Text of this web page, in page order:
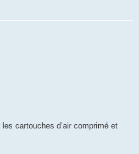
cartouches d’air comprimé et